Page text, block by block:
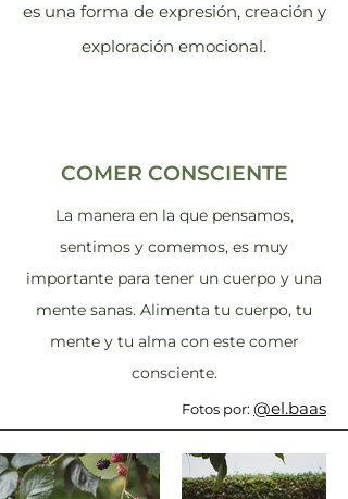
es una forma de expresión, creación y
exploración emocional.
COMER CONSCIENTE
La manera en la que pensamos,
sentimos y comemos, es muy
importante para tener un cuerpo y una
mente sanas. Alimenta tu cuerpo, tu
mente y tu alma con este comer
consciente.
Fotos por: @el.baas